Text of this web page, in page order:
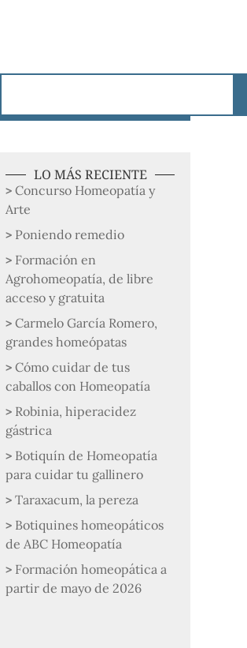
LO MÁS RECIENTE
Concurso Homeopatía y
Arte
Poniendo remedio
Formación en
Agrohomeopatía, de libre
acceso y gratuita
Carmelo García Romero,
grandes homeópatas
Cómo cuidar de tus
caballos con Homeopatía
Robinia, hiperacidez
gástrica
Botiquín de Homeopatía
para cuidar tu gallinero
Taraxacum, la pereza
Botiquines homeopáticos
de ABC Homeopatía
Formación homeopática a
partir de mayo de 2026